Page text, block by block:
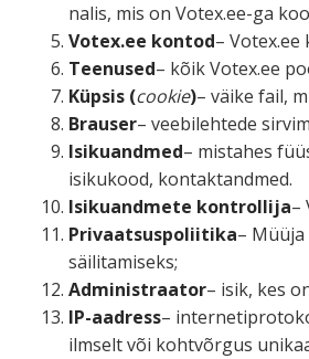
nalis, mis on Votex.ee-ga
Votex.ee kontod–
Teenused– kõik Votex.ee
Küpsis (cookie)– väike fail,
Brauser– veebi­lehtede
Isiku­andmed– mistahes
isikukood, kontaktandmed.
Isiku­andmete kontrollija–
Privaat­sus­po­liitika–
säilitamiseks;
Administ­raator– isik, kes
IP-aadress–
ilmselt või kohtvõrgus